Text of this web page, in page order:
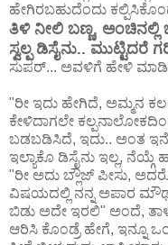
ಹೇಗಿರಬಹುದೆಂದು
ತಿಳಿ ನೀಲಿ ಬಣ್ಣ, ಅಂಚಿನಲ್ಲಿ
ಸ್ವಲ್ಪ ಡಿಸೈನು..
ಸುಪರ್... ಅವಳಿಗೆ ಹೇಳಿ
"ರೀ ಇದು ಹೇಗಿದೆ, ಅಮ್ಮನ
ಕೇಳಿದಾಗಲೇ
ಬಡಬಡಿಸಿದೆ, ಇದು.. ಅಂತ
ಇಲ್ಯಾಕೊ ಡಿಸೈನು ಇಲ್ಲ,
"ರೀ ಅದು ಬ್ಲೌಜ್ ಪೀಸು,
ವಿಷಯದಲ್ಲಿ ನನ್ನ ಅಪಾರ
ಬಿಡು ಅದೇ ಇರಲಿ" ಅಂದೆ,
ಆರಿಸಿ ಕೊಂಡ್ರೆ ಹೇಗೆ, ಇನ್ನೂ